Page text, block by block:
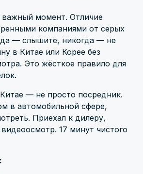
важный момент. Отличие
компаниями от серых
— слышите, никогда — не
в Китае или Корее без
Это жёсткое правило для
— не просто посредник.
в автомобильной сфере,
Приехал к дилеру,
17 минут чистого